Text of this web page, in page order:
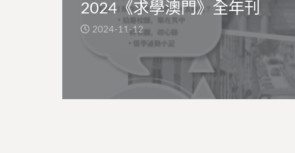
2024《求學澳門》全年刊
2024-11-12